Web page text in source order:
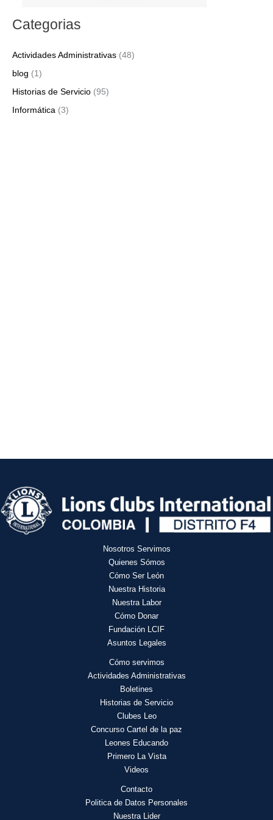
Categorias
Actividades Administrativas (48)
blog (1)
Historias de Servicio (95)
Informática (3)
Nosotros Servimos
Quienes Sómos
Cómo Ser León
Nuestra Historia
Nuestra Labor
Cómo Donar
Fundación LCIF
Asuntos Legales
Cómo servimos
Actividades Administrativas
Boletines
Historias de Servicio
Clubes Leo
Concurso Cartel de la paz
Leones Educando
Primero La Vista
Videos
Contacto
Politica de Datos Personales
Nuestra Lider